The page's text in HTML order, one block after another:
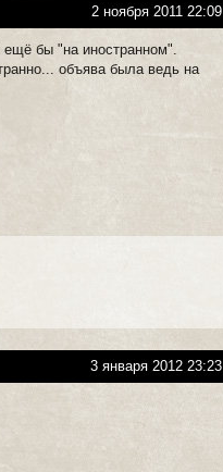
2 ноября 2011 22:09
ещё бы "на иностранном".
объява была ведь на
3 января 2012 23:23